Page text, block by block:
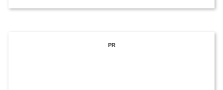
PR